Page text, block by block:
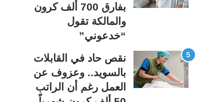
بفارق 700 ألف كرون
والمالكة تقول
“خدعوني”
نقص حاد في القابلات
بالسويد.. وعزوف عن
العمل رغم أن الراتب